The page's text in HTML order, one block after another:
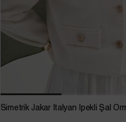
Simetrik Jakar İtalyan İpekli Şal